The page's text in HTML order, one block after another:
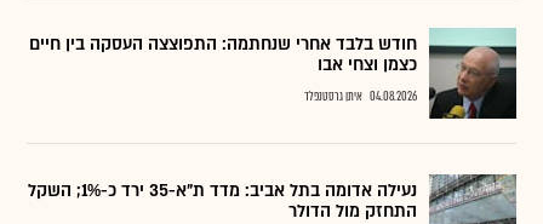
חודש בלבד אחרי שנחתמה: התפוצצה העסקה בין חיים
כצמן וצחי אבו
04.08.2026 איתן גרסטנפלד
נעילה אדומה בתל אביב: מדד ת"א-35 ירד כ-1%; השקל
התחזק מול הדולר